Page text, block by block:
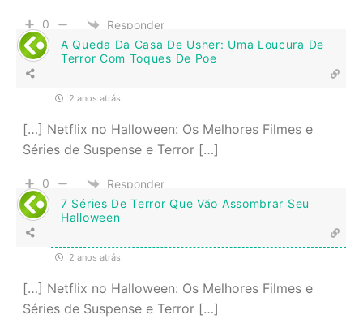
0
Responder
A Queda Da Casa De Usher: Uma Loucura De
Terror Com Toques De Poe
2 anos atrás
[…] Netflix no Halloween: Os Melhores Filmes e
Séries de Suspense e Terror […]
0
Responder
7 Séries De Terror Que Vão Assombrar Seu
Halloween
2 anos atrás
[…] Netflix no Halloween: Os Melhores Filmes e
Séries de Suspense e Terror […]